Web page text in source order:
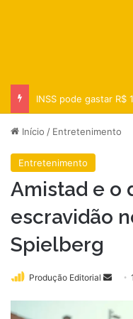
Início / Entretenimento
Entretenimento
Amistad e o
escravidão
Spielberg
Produção Editorial
e-